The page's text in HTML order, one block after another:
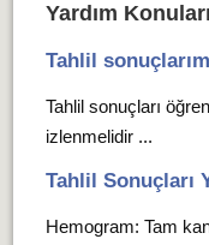
Yardım Konuları
Tahlil
Tahlil sonuçları
izlenmelidir ...
Tahlil Sonuçları
Hemogram: Tam